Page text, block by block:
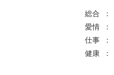
総合
愛情
仕事
健康